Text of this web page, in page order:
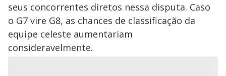
seus concorrentes diretos nessa disputa. Caso
o G7 vire G8, as chances de classificação da
equipe celeste aumentariam
consideravelmente.